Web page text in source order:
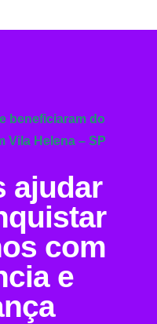
beneficiaram do
Vila Helena – SP
ajudar
com
e